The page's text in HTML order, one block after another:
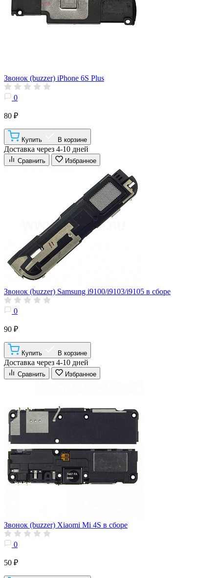
Звонок (buzzer) iPhone 6S Plus
0
80 ₽
Купить В корзине
Доставка через 4-10 дней
Сравнить Избранное
Звонок (buzzer) Samsung i9100/i9103/i9105 в сборе
0
90 ₽
Купить В корзине
Доставка через 4-10 дней
Сравнить Избранное
Звонок (buzzer) Xiaomi Mi 4S в сборе
0
50 ₽